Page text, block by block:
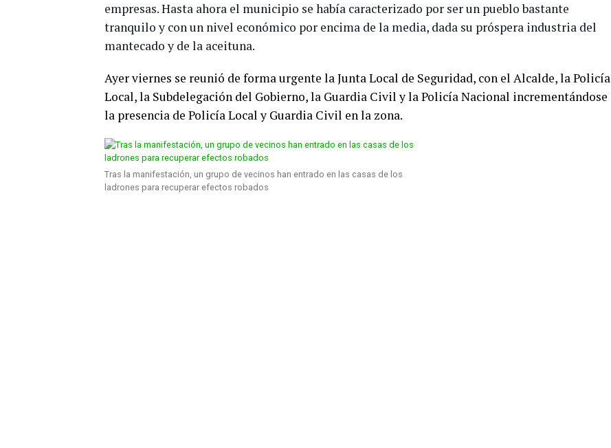
empresas. Hasta ahora el municipio se había caracterizado por ser un pueblo bastante
tranquilo y con un nivel económico por encima de la media, dada su próspera industria del
mantecado y de la aceituna.
Ayer viernes se reunió de forma urgente la Junta Local de Seguridad, con el Alcalde, la Policía
Local, la Subdelegación del Gobierno, la Guardia Civil y la Policía Nacional incrementándose
la presencia de Policía Local y Guardia Civil en la zona.
Tras la manifestación, un grupo de vecinos han entrado en las casas de los
ladrones para recuperar efectos robados